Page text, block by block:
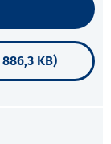
KB)